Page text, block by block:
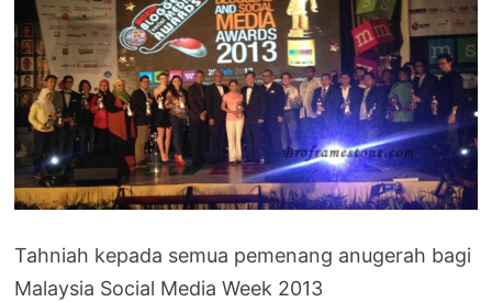
Tahniah kepada semua pemenang anugerah bagi
Malaysia Social Media Week 2013